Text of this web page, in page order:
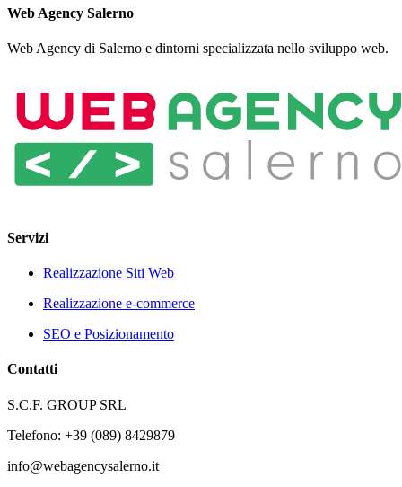
Web Agency Salerno
Web Agency di Salerno e dintorni specializzata nello sviluppo web.
Servizi
Realizzazione Siti Web
Realizzazione e-commerce
SEO e Posizionamento
Contatti
S.C.F. GROUP SRL
Telefono: +39 (089) 8429879
info@webagencysalerno.it